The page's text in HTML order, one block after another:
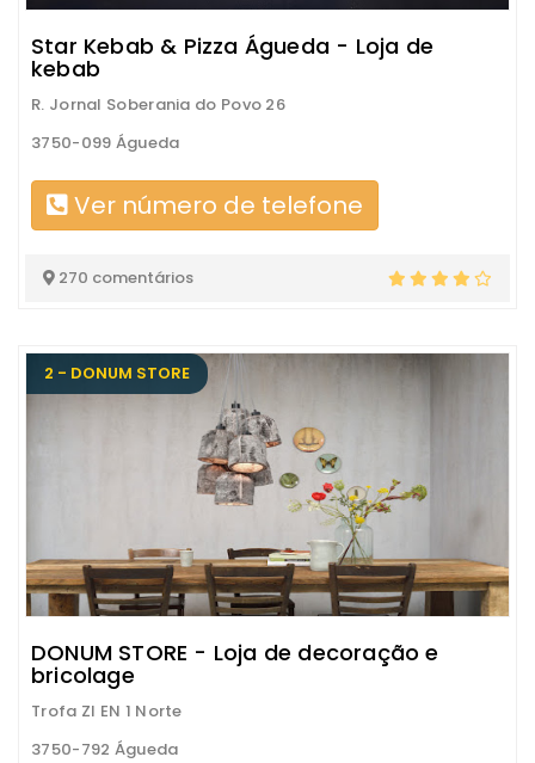
Star Kebab & Pizza Águeda - Loja de
kebab
R. Jornal Soberania do Povo 26
3750-099 Águeda
Ver número de telefone
270 comentários
2 - DONUM STORE
DONUM STORE - Loja de decoração e
bricolage
Trofa ZI EN 1 Norte
3750-792 Águeda